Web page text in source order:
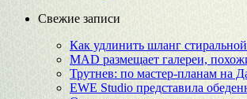
Свежие записи
Как удлинить шланг
MAD размещает галереи,
Трутнев: по мастер-планам на
EWE Studio представила